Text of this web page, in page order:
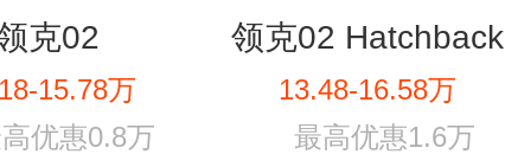
克02
15.78万
优惠0.8万
领克02 Hatchback
13.48-16.58万
最高优惠1.6万